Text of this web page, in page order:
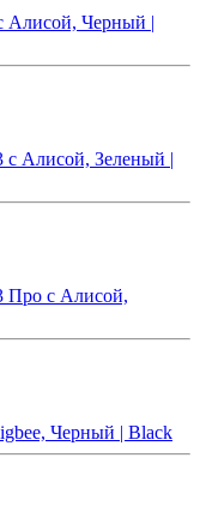
Алисой, Черный |
Алисой, Зеленый |
Про с Алисой,
Черный | Black